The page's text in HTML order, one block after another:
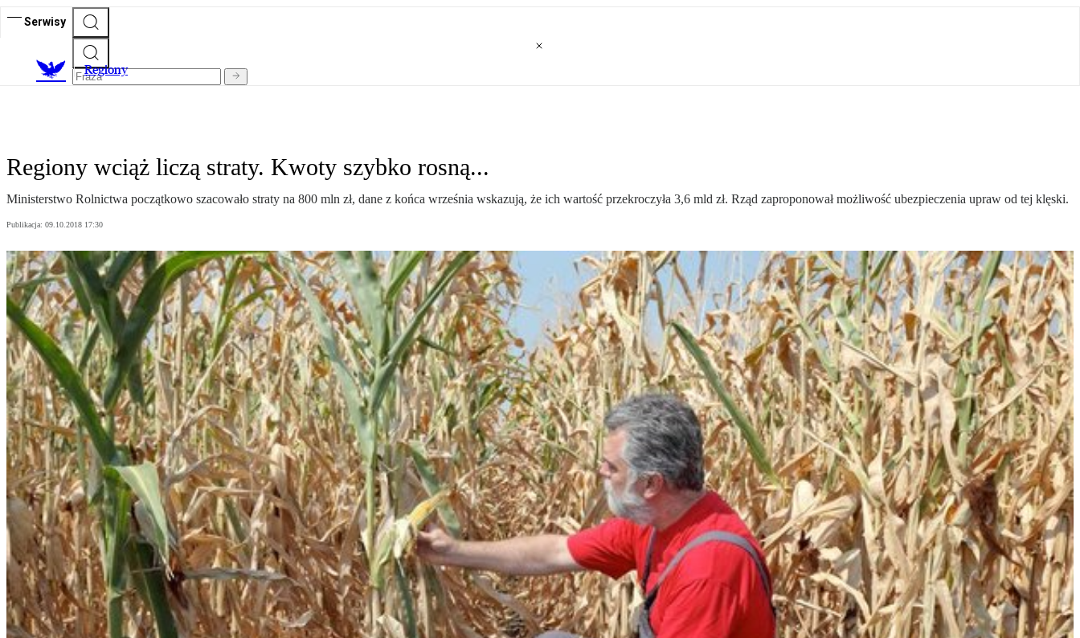
Serwisy
Regiony
Regiony wciąż liczą straty. Kwoty szybko rosną...
Ministerstwo Rolnictwa początkowo szacowało straty na 800 mln zł, dane z końca września wskazują, że ich wartość przekroczyła 3,6 mld zł. Rząd zaproponował możliwość ubezpieczenia upraw od tej klęski.
Publikacja: 09.10.2018 17:30